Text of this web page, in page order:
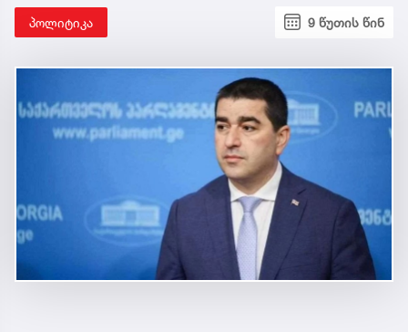
პოლიტიკა 9 წუთის წინ